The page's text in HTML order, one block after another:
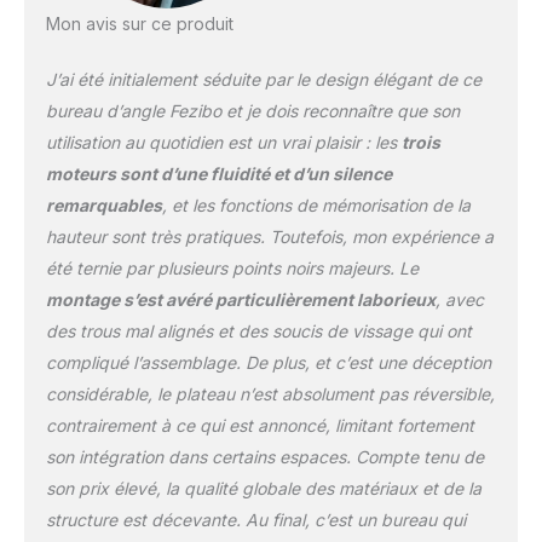
hauteur souhaitée de 70
centimètres avec la
fonction anti-collision.
【Bandes LED
intelligentes et
LED de 230 cm vous
permettent de profiter
d'un éclairage ambiant
avec 358 modes
prédéfinis. Choisissez
votre couleur préférée et
réglez-la avec la
télécommande.
【Espace de Travail
Spacieux】- Grande taille
de 160 cm long et 120 cm
largeur en forme L est
Mon avis sur ce produit
J’ai été initialement séduite par le design élégant de ce
bureau d’angle Fezibo et je dois reconnaître que son
utilisation au quotidien est un vrai plaisir : les trois
moteurs sont d’une fluidité et d’un silence
remarquables, et les fonctions de mémorisation de la
hauteur sont très pratiques. Toutefois, mon expérience a
été ternie par plusieurs points noirs majeurs. Le
montage s’est avéré particulièrement laborieux, avec
des trous mal alignés et des soucis de vissage qui ont
compliqué l’assemblage. De plus, et c’est une déception
considérable, le plateau n’est absolument pas réversible,
contrairement à ce qui est annoncé, limitant fortement
son intégration dans certains espaces. Compte tenu de
son prix élevé, la qualité globale des matériaux et de la
structure est décevante. Au final, c’est un bureau qui